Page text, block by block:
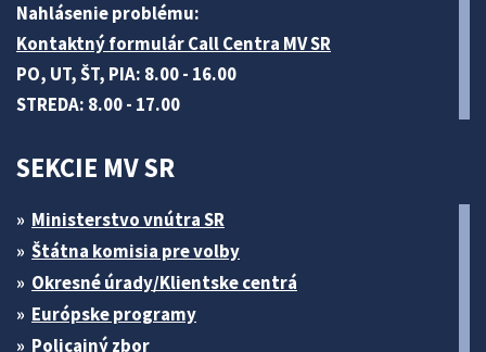
Nahlásenie problému:
Kontaktný formulár Call Centra MV SR
PO, UT, ŠT, PIA: 8.00 - 16.00
STREDA: 8.00 - 17.00
SEKCIE MV SR
Ministerstvo vnútra SR
Štátna komisia pre volby
Okresné úrady/Klientske centrá
Európske programy
Policajný zbor